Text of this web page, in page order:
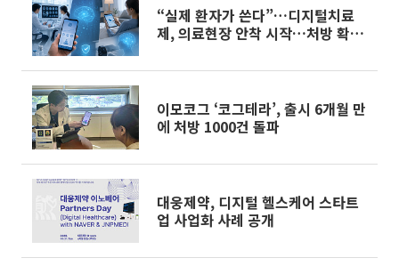
“실제 환자가 쓴다”…디지털치료
제, 의료현장 안착 시작…처방 확대
이모코그 ‘코그테라’, 출시 6개월 만
에 처방 1000건 돌파
대웅제약, 디지털 헬스케어 스타트
업 사업화 사례 공개